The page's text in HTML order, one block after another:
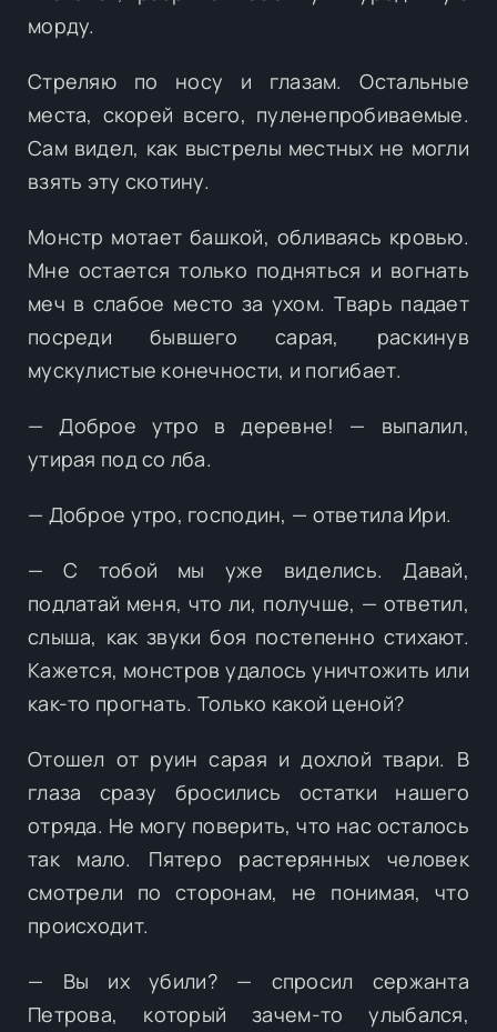
морду.
Стреляю по носу и глазам. Остальные
места, скорей всего, пуленепробиваемые.
Сам видел, как выстрелы местных не могли
взять эту скотину.
Монстр мотает башкой, обливаясь кровью.
Мне остается только подняться и вогнать
меч в слабое место за ухом. Тварь падает
посреди бывшего сарая, раскинув
мускулистые конечности, и погибает.
— Доброе утро в деревне! — выпалил,
утирая под со лба.
— Доброе утро, господин, — ответила Ири.
— С тобой мы уже виделись. Давай,
подлатай меня, что ли, получше, — ответил,
слыша, как звуки боя постепенно стихают.
Кажется, монстров удалось уничтожить или
как-то прогнать. Только какой ценой?
Отошел от руин сарая и дохлой твари. В
глаза сразу бросились остатки нашего
отряда. Не могу поверить, что нас осталось
так мало. Пятеро растерянных человек
смотрели по сторонам, не понимая, что
происходит.
— Вы их убили? — спросил сержанта
Петрова, который зачем-то улыбался,